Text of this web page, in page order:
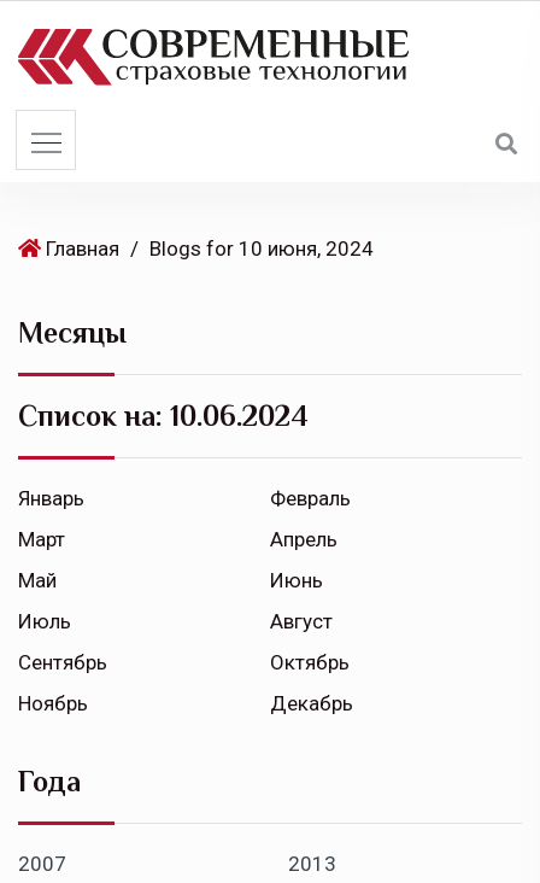
Главная / Blogs for 10 июня, 2024
Месяцы
Список на: 10.06.2024
Январь
Февраль
Март
Апрель
Май
Июнь
Июль
Август
Сентябрь
Октябрь
Ноябрь
Декабрь
Года
2007
2013